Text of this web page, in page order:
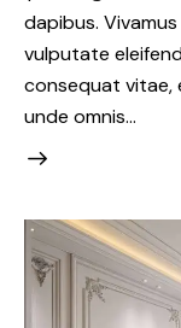
dapibus.
vulputate
consequat vitae,
unde omnis…